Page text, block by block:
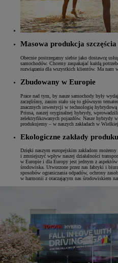
Masowa produkcja
Obecnie postrzegamy siebie jako dostawcę
samochodów. Chcemy zaspakajać każdą
rozwiązania dla wszystkich klientów. Ma nam
Zbudowany w Europie
Prace nad tym, by nasze samochody były
zaczęliśmy, zanim stało się to głównym
znacznych inwestycji w technologię
Priusa, naszej oryginalnej hybrydy,
zelektryfikowanych pojazdów. Nasze hybrydy
produkujemy – w naszych zakładach w
Ekologiczne zakłady
Dzięki naszym europejskim zakładom
i zmniejszyć wpływ naszej działalności
w Europie i dla Europy jest jednym z
środowiska. Utworzone przez nas fabryki i
sposobów ograniczania odpadów, ochrony
w harmonii z otaczającym nas środowiskiem